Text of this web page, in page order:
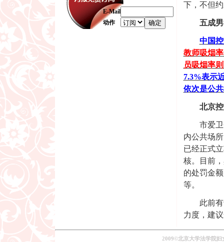
E-Mail
动作
下，不但
五成
中国
教师吸烟
员吸烟率
7.3%表示
依次是公
北京
市爱卫会
内公共场
已经正式
核。目前
的处罚金
等。
此前有专
力度，建
2009©北京大学法学院